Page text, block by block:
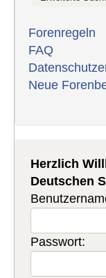
Forenregeln
FAQ
Neue
Herzlich
Deutschen
Passwort: